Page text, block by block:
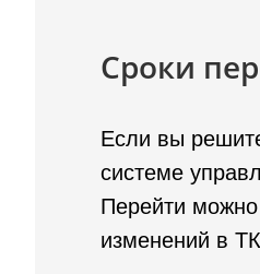
Сроки
Если вы
системе
Перейти
изменений в